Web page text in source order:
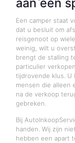
aan een
Een camper staat
dat u besluit om
reisgenoot op
weinig, wilt u
brengt de stalling
particulier
tijdrovende klus. U
mensen die alleen
na de verkoop
gebreken.
Bij
handen. Wij zijn
hebben een apart